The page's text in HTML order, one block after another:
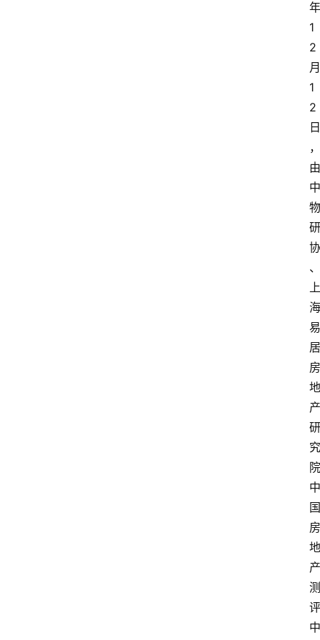
年
1
2
月
1
2
日
，
由
中
物
研
协
、
上
海
易
居
房
地
产
研
究
院
中
国
房
地
产
测
评
中